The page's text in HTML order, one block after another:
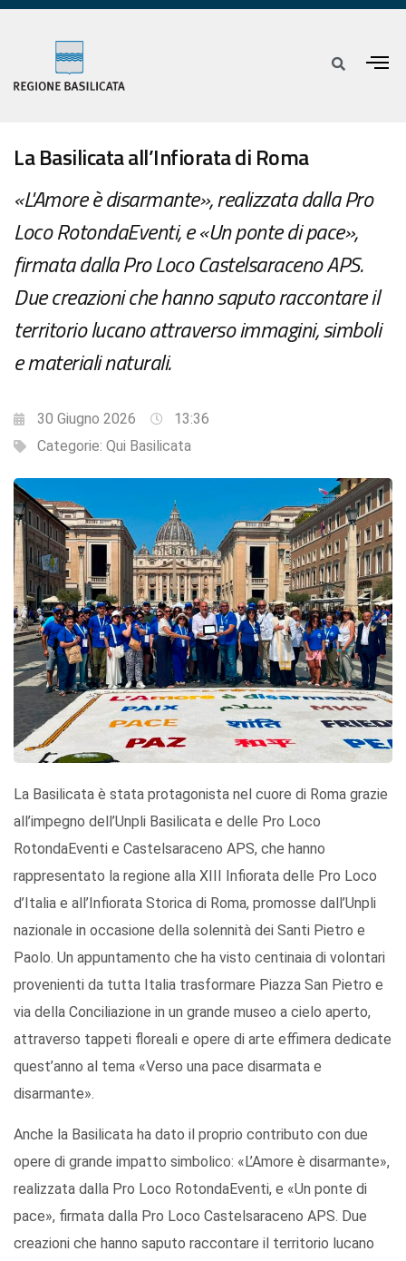
La Basilicata all’Infiorata di Roma
«L'Amore è disarmante», realizzata dalla Pro
Loco RotondaEventi, e «Un ponte di pace»,
firmata dalla Pro Loco Castelsaraceno APS.
Due creazioni che hanno saputo raccontare il
territorio lucano attraverso immagini, simboli
e materiali naturali.
30 Giugno 2026
13:36
Categorie: Qui Basilicata
La Basilicata è stata protagonista nel cuore di Roma grazie
all’impegno dell’Unpli Basilicata e delle Pro Loco
RotondaEventi e Castelsaraceno APS, che hanno
rappresentato la regione alla XIII Infiorata delle Pro Loco
d’Italia e all’Infiorata Storica di Roma, promosse dall’Unpli
nazionale in occasione della solennità dei Santi Pietro e
Paolo. Un appuntamento che ha visto centinaia di volontari
provenienti da tutta Italia trasformare Piazza San Pietro e
via della Conciliazione in un grande museo a cielo aperto,
attraverso tappeti floreali e opere di arte effimera dedicate
quest’anno al tema «Verso una pace disarmata e
disarmante».
Anche la Basilicata ha dato il proprio contributo con due
opere di grande impatto simbolico: «L’Amore è disarmante»,
realizzata dalla Pro Loco RotondaEventi, e «Un ponte di
pace», firmata dalla Pro Loco Castelsaraceno APS. Due
creazioni che hanno saputo raccontare il territorio lucano